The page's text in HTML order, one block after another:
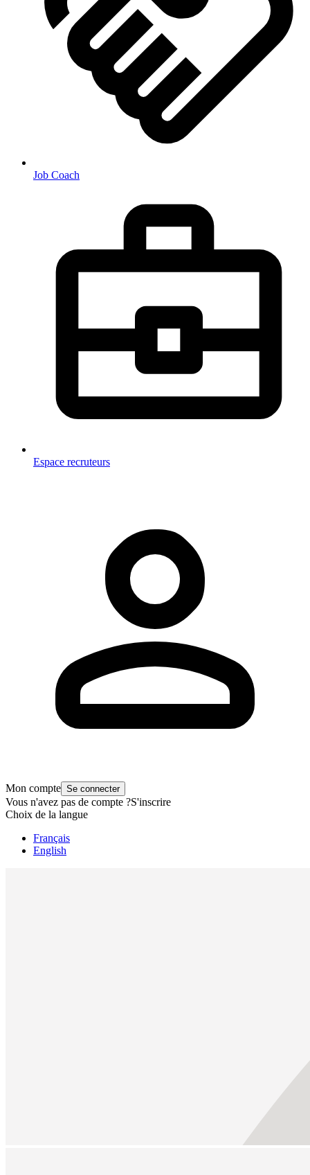
Job Coach
Espace recruteurs
Mon compte Se connecter
Vous n'avez pas de compte ?S'inscrire
Choix de la langue
Français
English